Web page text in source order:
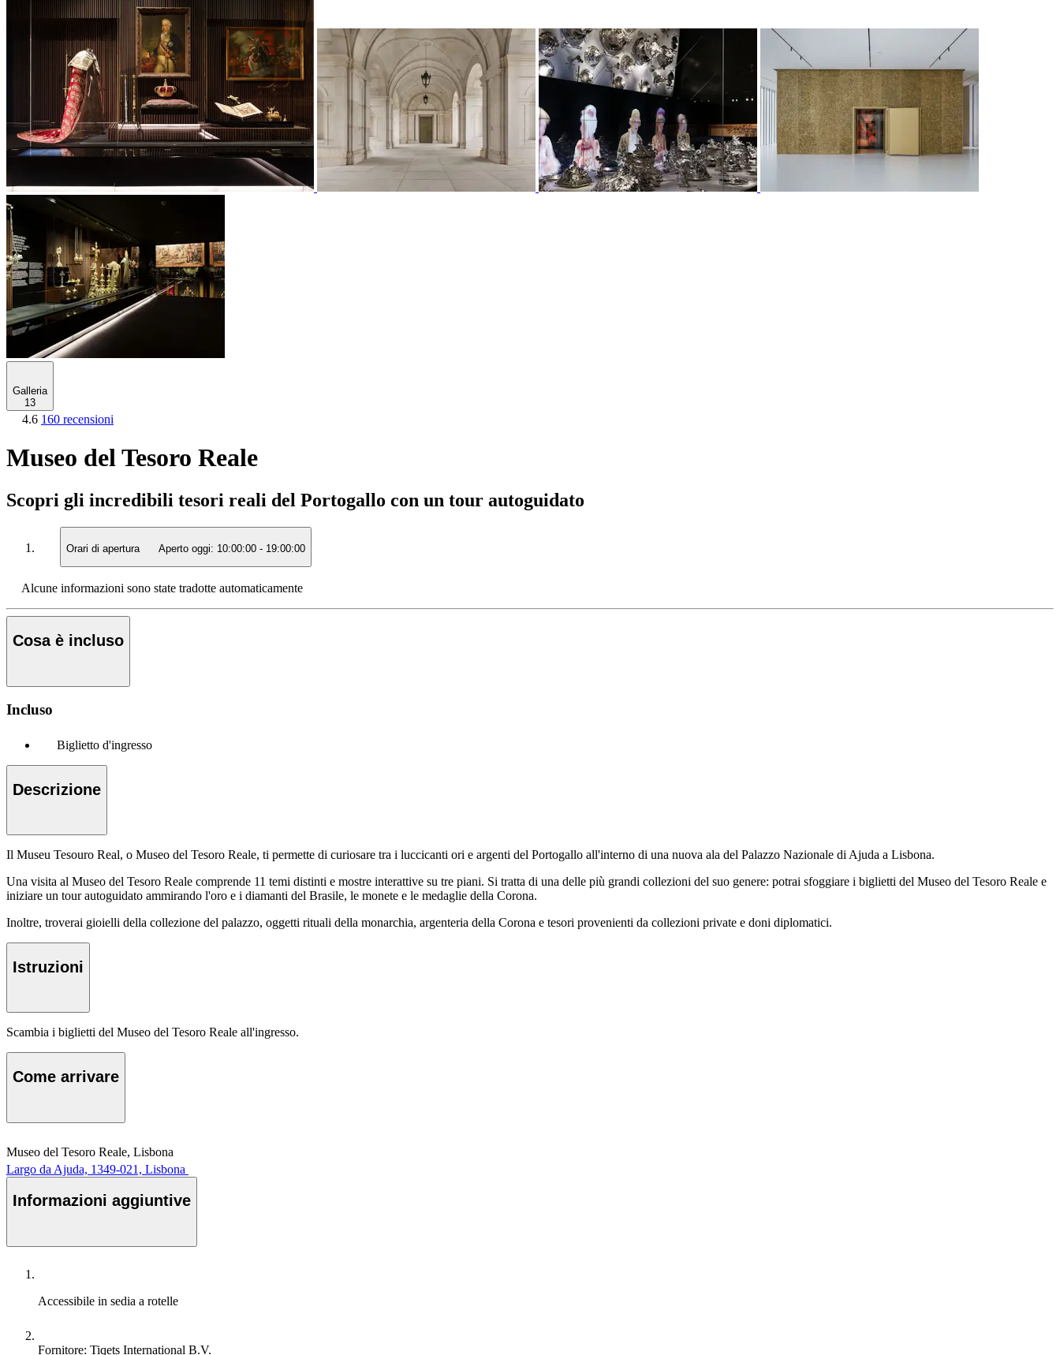
Galleria
13
4.6 160 recensioni
Museo del Tesoro Reale
Scopri gli incredibili tesori reali del Portogallo con un tour autoguidato
Orari di apertura Aperto oggi: 10:00:00 - 19:00:00
Alcune informazioni sono state tradotte automaticamente
Cosa è incluso
Incluso
Biglietto d'ingresso
Descrizione
Il Museu Tesouro Real, o Museo del Tesoro Reale, ti permette di curiosare tra i luccicanti ori e argenti del Portogallo all'interno di una nuova ala del Palazzo Nazionale di Ajuda a Lisbona.
Una visita al Museo del Tesoro Reale comprende 11 temi distinti e mostre interattive su tre piani. Si tratta di una delle più grandi collezioni del suo genere: potrai sfoggiare i biglietti del Museo del Tesoro Reale e
iniziare un tour autoguidato ammirando l'oro e i diamanti del Brasile, le monete e le medaglie della Corona.
Inoltre, troverai gioielli della collezione del palazzo, oggetti rituali della monarchia, argenteria della Corona e tesori provenienti da collezioni private e doni diplomatici.
Istruzioni
Scambia i biglietti del Museo del Tesoro Reale all'ingresso.
Come arrivare
Museo del Tesoro Reale, Lisbona
Largo da Ajuda, 1349-021, Lisbona
Informazioni aggiuntive
Accessibile in sedia a rotelle
Fornitore: Tiqets International B.V.